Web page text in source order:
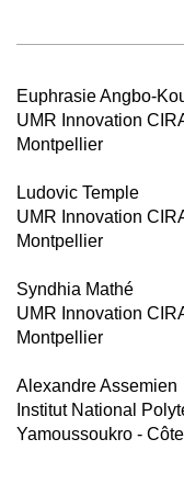
Euphrasie Angbo-
UMR Innovation
Montpellier
Ludovic Temple
UMR Innovation
Montpellier
Syndhia Mathé
UMR Innovation
Montpellier
Alexandre Assemien
Institut National
Yamoussoukro -